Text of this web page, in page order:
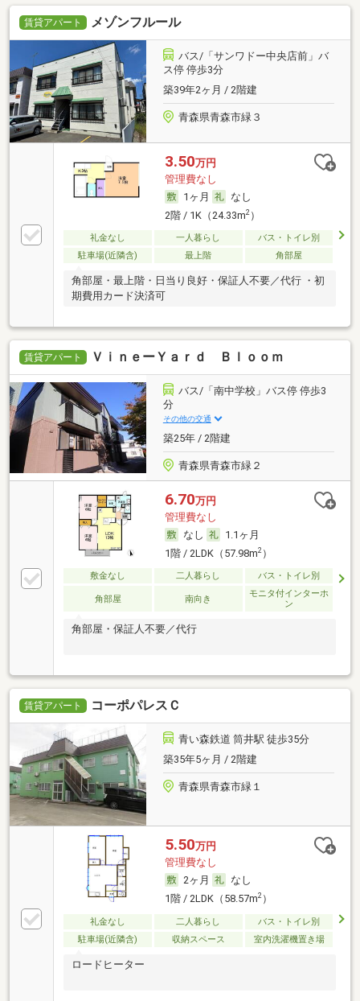
賃貸アパート メゾンフルール
バス/「サンワドー中央店前」バ
ス停 停歩3分
築39年2ヶ月 / 2階建
青森県青森市緑３
3.50万円
管理費なし
1ヶ月
なし
2階 / 1K（24.33m2）
礼金なし 一人暮らし
バス・トイレ別
駐車場(近隣含)
最上階 角部屋
角部屋・最上階・日当り良好・保証人不要／代行 ・初
期費用カード決済可
賃貸アパート ＶｉｎｅーＹａｒｄ Ｂｌｏｏｍ
バス/「南中学校」バス停 停歩3
分
その他の交通
築25年 / 2階建
青森県青森市緑２
6.70万円
管理費なし
なし
1.1ヶ月
1階 / 2LDK（57.98m2）
敷金なし 二人暮らし バス・トイレ別
角部屋 南向き
モニタ付インターホ
ン
角部屋・保証人不要／代行
賃貸アパート コーポパレスＣ
青い森鉄道 筒井駅 徒歩35分
築35年5ヶ月 / 2階建
青森県青森市緑１
5.50万円
管理費なし
2ヶ月
なし
1階 / 2LDK（58.57m2）
礼金なし 二人暮らし
バス・トイレ別
駐車場(近隣含)
収納スペース 室内洗濯機置き場
ロードヒーター